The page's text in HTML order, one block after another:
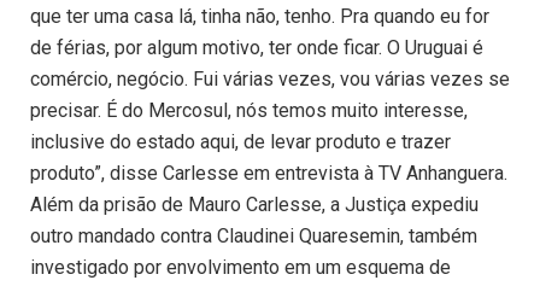
que ter uma casa lá, tinha não, tenho. Pra quando eu for
de férias, por algum motivo, ter onde ficar. O Uruguai é
comércio, negócio. Fui várias vezes, vou várias vezes se
precisar. É do Mercosul, nós temos muito interesse,
inclusive do estado aqui, de levar produto e trazer
produto”, disse Carlesse em entrevista à TV Anhanguera.
Além da prisão de Mauro Carlesse, a Justiça expediu
outro mandado contra Claudinei Quaresemin, também
investigado por envolvimento em um esquema de